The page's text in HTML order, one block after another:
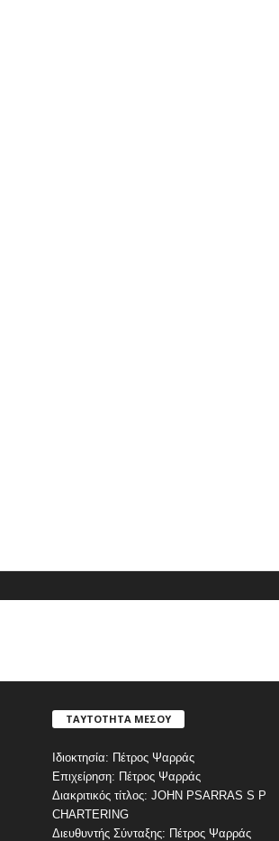
ΤΑΥΤΟΤΗΤΑ ΜΕΣΟΥ
Ιδιοκτησία: Πέτρος Ψαρράς
Επιχείρηση: Πέτρος Ψαρράς
Διακριτικός τίτλος: JOHN PSARRAS S P
CHARTERING
Διευθυντής Σύνταξης: Πέτρος Ψαρράς